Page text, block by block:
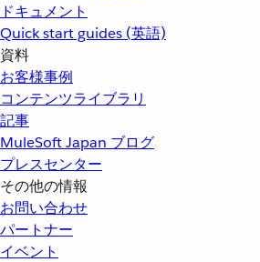
ドキュメント
Quick start guides (英語)
資料
お客様事例
コンテンツライブラリ
記事
MuleSoft Japan ブログ
プレスセンター
その他の情報
お問い合わせ
パートナー
イベント